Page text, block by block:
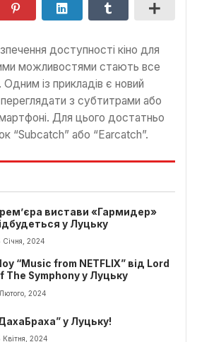
доступності кіно для
можливостями стають все
із прикладів є новий
з субтитрами або
Для цього достатньо
“Subcatch” або “Earcatch”.
вистави «Гармидер»
у Луцьку
Січня, 2024
“Music from NETFLIX” від Lord
The Symphony у Луцьку
2024
у Луцьку!
Квітня, 2024